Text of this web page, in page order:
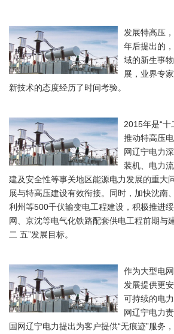
发展特高压
年后提出的
域的新生事
展，业界专
新技术的态度经历了时间考验。
2015年是“十
推动特高压
网辽宁电力
装机、电力
建及安全性等事关地区能源电力发展的重大
展与特高压建设有效衔接。同时，加快沈南
利州等500千伏输变电工程建设，积极推进
网、京沈等电气化铁路配套供电工程前期与
二 五”发展目标。
作为大型电
发展提供更
可持续的电
网辽宁电力
国网辽宁电力提出为客户提供“无痕迹”服务